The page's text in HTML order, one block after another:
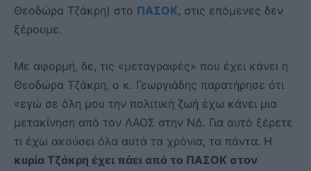
Θεοδώρα Τζάκρη) στο ΠΑΣΟΚ, στις επόμενες δεν
ξέρουμε.
Με αφορμή, δε, τις «μεταγραφές» που έχει κάνει η
Θεοδώρα Τζάκρη, ο κ. Γεωργιάδης παρατήρησε ότι
«εγώ σε όλη μου την πολιτική ζωή έχω κάνει μια
μετακίνηση από τον ΛΑΟΣ στην ΝΔ. Για αυτό ξέρετε
τι έχω ακούσει όλα αυτά τα χρόνια, τα πάντα. Η
κυρία Τζάκρη έχει πάει από το ΠΑΣΟΚ στον